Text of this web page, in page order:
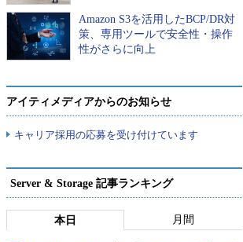
Amazon S3を活用したBCP/DR対
策、専用ツールで安全性・操作
性がさらに向上
アイティメディアからのお知らせ
キャリア採用の応募を受け付けています
Server & Storage 記事ランキング
本日 月間